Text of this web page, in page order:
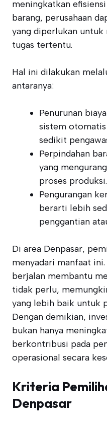
meningkatkan
barang, perusahaan
yang diperlukan untuk
tugas tertentu.
Hal ini dilakukan
antaranya:
Penurunan
sistem
sedikit
Perpindahan
yang
proses produksi.
Pengurangan
berarti lebih
penggantian
Di area Denpasar,
menyadari manfaat
berjalan membantu
tidak perlu,
yang lebih baik untuk
Dengan demikian,
bukan hanya
berkontribusi pada
operasional secara
Kriteria
Denpasar